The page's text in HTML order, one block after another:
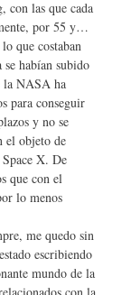
con las que cada
por 55 y…
que costaban
habían subido
la NASA ha
para conseguir
y no se
el objeto de
X. De
que con el
lo menos
me quedo sin
escribiendo
mundo de la